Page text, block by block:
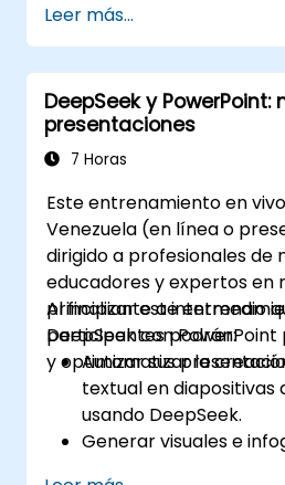
profundiza en los
la composición de
gráficos e infografías, y la
imágenes, al tiempo que
habilidades prácticas para
elementos visualmente,
profesionales se llevan
accionables para crear
atractivas y ofrecer
confianza mediante
de oratoria pública.
Leer más...
DeepSeek y PowerPoint:
presentaciones
7 Horas
Este entrenamiento en
Venezuela (en línea o
dirigido a profesionales de
educadores y expertos en
principiante a intermedio
DeepSeek con
y optimizar sus
Al finalizar este
participantes podrán:
Automatizar la
textual en diapositivas
usando DeepSeek.
Generar visuales e